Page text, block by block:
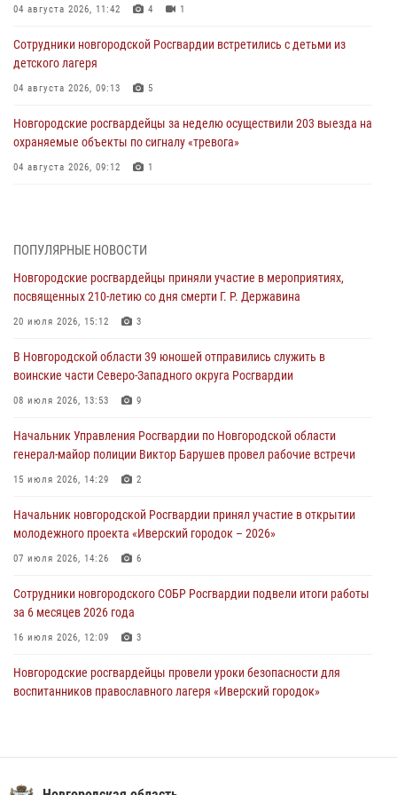
04 августа 2026, 11:42 4 1
Сотрудники новгородской Росгвардии встретились с детьми из
детского лагеря
04 августа 2026, 09:13 5
Новгородские росгвардейцы за неделю осуществили 203 выезда на
охраняемые объекты по сигналу «тревога»
04 августа 2026, 09:12 1
В Великом Новгороде сотрудники центра лицензионно-
разрешительной работы Росгвардии провели телефонную «горячую
30 июля 2026, 14:36 1
Новгородские росгвардейцы рассказали о службе детям из летнего
30 июля 2026, 08:40 5
Новгородские росгвардейцы задержали мужчину
Телесюжет в программе "Новгородское областное телевидение.
Новости часа." от 29 июля 2026 года. Новгородские призывники
29 июля 2026, 12:54 1
ПОПУЛЯРНЫЕ НОВОСТИ
Новгородские росгвардейцы приняли участие в мероприятиях,
посвященных 210-летию со дня смерти Г. Р. Державина
20 июля 2026, 15:12 3
В Новгородской области 39 юношей отправились служить в
воинские части Северо-Западного округа Росгвардии
08 июля 2026, 13:53 9
Начальник Управления Росгвардии по Новгородской области
генерал-майор полиции Виктор Барушев провел рабочие встречи
15 июля 2026, 14:29 2
Начальник новгородской Росгвардии принял участие в открытии
молодежного проекта «Иверский городок – 2026»
07 июля 2026, 14:26 6
Сотрудники новгородского СОБР Росгвардии подвели итоги работы
за 6 месяцев 2026 года
16 июля 2026, 12:09 3
Новгородские росгвардейцы провели уроки безопасности для
воспитанников православного лагеря «Иверский городок»